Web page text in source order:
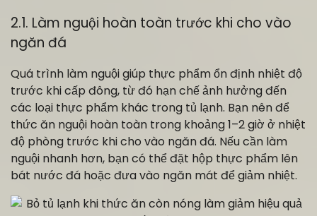
2.1. Làm nguội hoàn toàn trước khi cho vào
ngăn đá
Quá trình làm nguội giúp thực phẩm ổn định nhiệt độ
trước khi cấp đông, từ đó hạn chế ảnh hưởng đến
các loại thực phẩm khác trong tủ lạnh. Bạn nên để
thức ăn nguội hoàn toàn trong khoảng 1–2 giờ ở nhiệt
độ phòng trước khi cho vào ngăn đá. Nếu cần làm
nguội nhanh hơn, bạn có thể đặt hộp thực phẩm lên
bát nước đá hoặc đưa vào ngăn mát để giảm nhiệt.